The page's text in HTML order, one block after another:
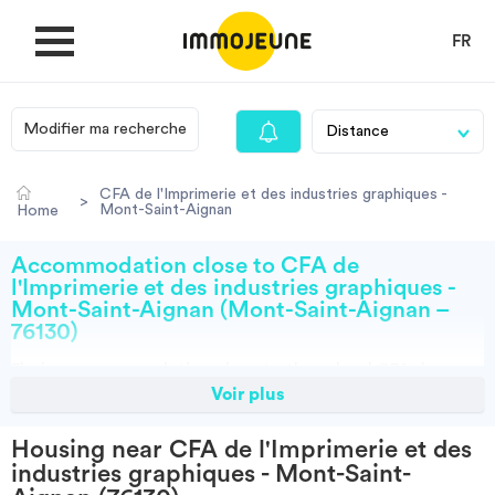
FR
MY ACCOUNT
PUBLISH AN OFFER
Looking for a rent
Cities
Modifier ma recherche
Home
>
CFA de l'Imprimerie et des industries graphiques -
Mont-Saint-Aignan
Accommodation close to CFA de
l'Imprimerie et des industries graphiques -
Mont-Saint-Aignan (Mont-Saint-Aignan –
76130)
l'Imprimerie et des industries graphiques - Mont-Saint-
ImmoJeune.com, the first student housing website.
Discover our thousands of housing offers close to the
Voir plus
Housing near CFA de l'Imprimerie et des
industries graphiques - Mont-Saint-